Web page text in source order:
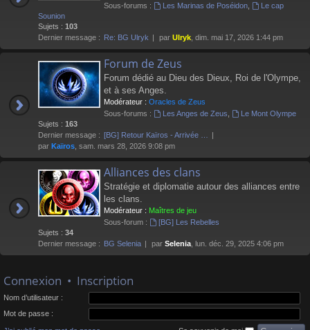
Sous-forums :
Les Marinas de Poséidon,
Le cap
Sounion
Sujets : 103
Dernier message : Re: BG Ulryk par Ulryk , dim. mai 17, 2026 1:44 pm
Forum de Zeus
Forum dédié au Dieu des Dieux, Roi de l'Olympe,
et à ses Anges.
Modérateur : Oracles de Zeus
Sous-forums :
Les Anges de Zeus
Le Mont Olympe
Sujets : 163
Dernier message : [BG] Retour Kaïros - Arrivée …
par Kaïros , sam. mars 28, 2026 9:08 pm
Alliances des clans
Stratégie et diplomatie autour des alliances entre
les clans.
Modérateur : Maîtres de jeu
Sous-forum :
[BG] Les Rebelles
Sujets : 34
Dernier message : BG Selenia par Selenia , lun. déc. 29, 2025 4:06 pm
Connexion • Inscription
Nom d’utilisateur :
Mot de passe :